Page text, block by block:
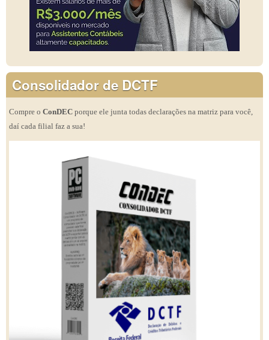
Consolidador de DCTF
Compre o ConDEC porque ele junta todas declarações na matriz para você,
daí cada filial faz a sua!